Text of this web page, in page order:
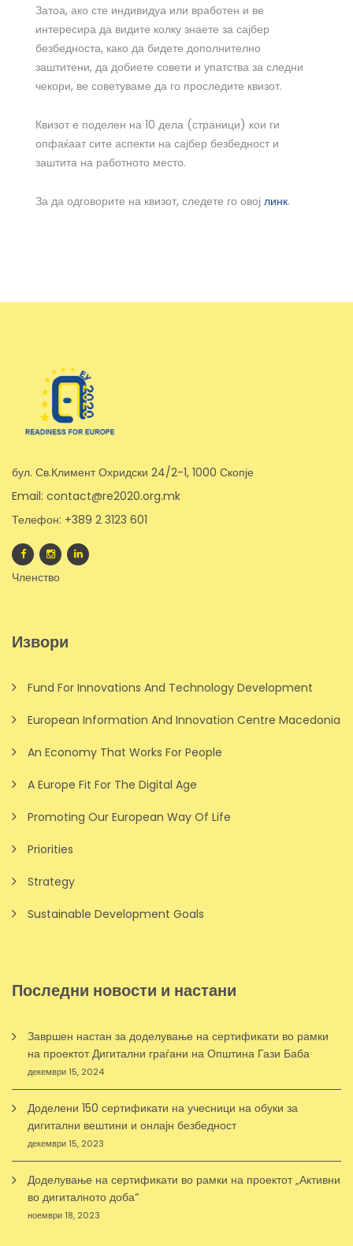
Затоа, ако сте индивидуа или вработен и ве
интересира да видите колку знаете за сајбер
безбедноста, како да бидете дополнително
заштитени, да добиете совети и упатства за следни
чекори, ве советуваме да го проследите квизот.
Квизот е поделен на 10 дела (страници) кои ги
опфаќаат сите аспекти на сајбер безбедност и
заштита на работното место.
За да одговорите на квизот, следете го овој линк.
бул. Св.Климент Охридски 24/2-1, 1000 Скопје
Email: contact@re2020.org.mk
Телефон: +389 2 3123 601
Членство
Извори
Fund For Innovations And Technology Development
European Information And Innovation Centre Macedonia
An Economy That Works For People
A Europe Fit For The Digital Age
Promoting Our European Way Of Life
Priorities
Strategy
Sustainable Development Goals
Последни новости и настани
Завршен настан за доделување на сертификати во рамки
на проектот Дигитални граѓани на Општина Гази Баба
декември 15, 2024
Доделени 150 сертификати на учесници на обуки за
дигитални вештини и онлајн безбедност
декември 15, 2023
Доделување на сертификати во рамки на проектот „Активни
во дигиталното доба“
ноември 18, 2023